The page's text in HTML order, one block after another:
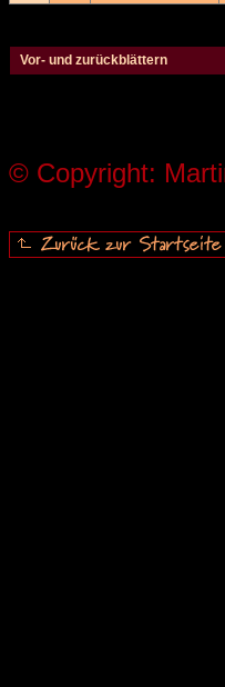
Vor- und zurückblättern
© Copyright: